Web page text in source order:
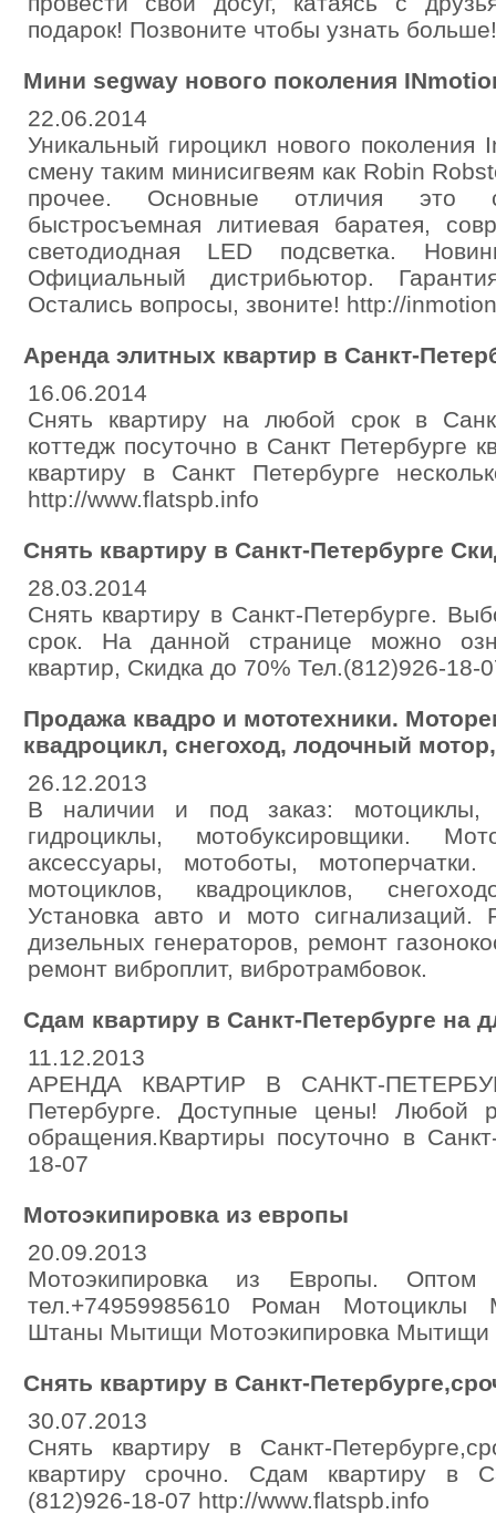
подарок! Позвоните чтобы узнать
Мини segway нового поколения
22.06.2014
Уникальный гироцикл нового
смену таким минисигвеям как Robin
прочее. Основные отличия это
быстросъемная литиевая баратея,
светодиодная LED подсветка.
Официальный дистрибьютор.
Остались вопросы, звоните! http://
Аренда элитных квартир в Санкт-
16.06.2014
Снять квартиру на любой срок в
коттедж посуточно в Санкт Петербурге
квартиру в Санкт Петербурге
http://www.flatspb.info
Снять квартиру в Санкт-Петербурге
28.03.2014
Снять квартиру в Санкт-Петербурге.
срок. На данной странице можно
квартир, Скидка до 70% Тел.(812)926-18-
Продажа квадро и мототехники.
квадроцикл, снегоход, лодочный
26.12.2013
В наличии и под заказ: мотоциклы,
гидроциклы, мотобуксировщики.
аксессуары, мотоботы,
мотоциклов, квадроциклов,
Установка авто и мото сигнализаций.
дизельных генераторов, ремонт
ремонт виброплит, вибротрамбовок.
Сдам квартиру в Санкт-Петербурге на
11.12.2013
АРЕНДА КВАРТИР В САНКТ-
Петербурге. Доступные цены! Любой
обращения.Квартиры посуточно в
18-07
Мотоэкипировка из европы
20.09.2013
Мотоэкипировка из Европы.
тел.+74959985610 Роман
Штаны Мытищи Мотоэкипировка
Снять квартиру в Санкт-
30.07.2013
Снять квартиру в Санкт-
квартиру срочно. Сдам квартиру в
(812)926-18-07 http://www.flatspb.info